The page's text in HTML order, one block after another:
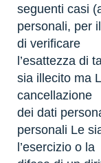
seguenti casi
personali, per
di verificare
l’esattezza di
sia illecito ma
cancellazione
dei dati
personali Le
l’esercizio o la